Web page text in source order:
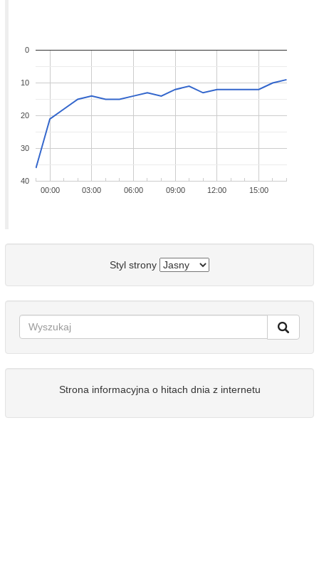
00:00 03:00 06:00 09:00 12:00 15:00
0
10
20
30
40
Styl strony
Strona informacyjna o hitach dnia z internetu